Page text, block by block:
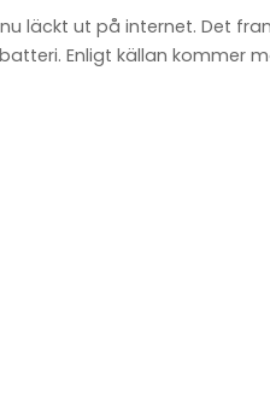
läckt ut på internet. Det
Enligt källan kommer